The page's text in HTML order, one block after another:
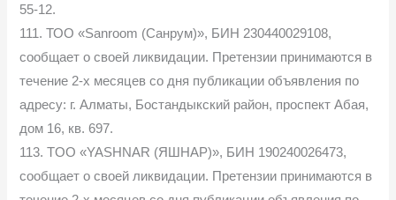
55-12.
111. ТОО «Sanroom (Санрум)», БИН 230440029108,
сообщает о своей ликвидации. Претензии принимаются в
течение 2-х месяцев со дня публикации объявления по
адресу: г. Алматы, Бостандыкский район, проспект Абая,
дом 16, кв. 697.
113. TOO «YASHNAR (ЯШНАР)», БИН 190240026473,
сообщает о своей ликвидации. Претензии принимаются в